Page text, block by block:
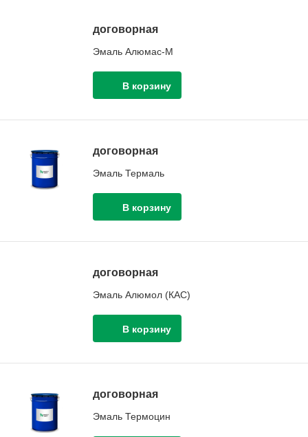
договорная
Эмаль Алюмас-М
договорная
Эмаль Термаль
договорная
Эмаль Алюмол (КАС)
договорная
Эмаль Термоцин